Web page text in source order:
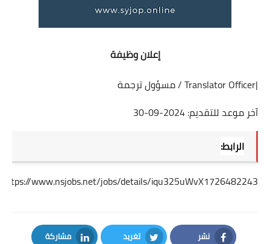
إعلان وظيفة
|Translator Officer / مسؤول ترجمة
آخر موعد للتقديم: 2024-09-30
الرابط:
https://www.nsjobs.net/jobs/details/iqu325uWvX1726482243
نشر تغريد مشاركة